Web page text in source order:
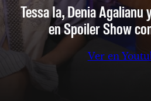
Tessa Ia, Denia
en Spoiler Show
Ver en